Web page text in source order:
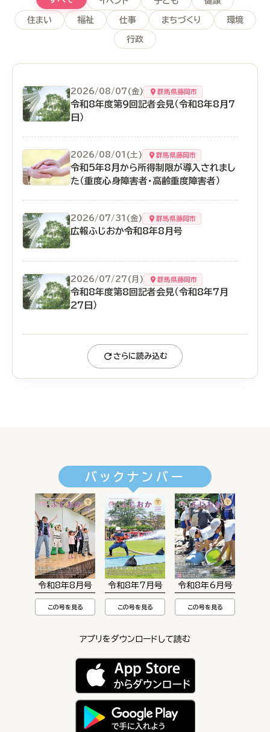
住まい 福祉 仕事 まちづくり 環境
行政
2026/08/07(金) 群馬県藤岡市
令和8年度第9回記者会見（令和8年8月7
日）
2026/08/01(土) 群馬県藤岡市
令和5年8月から所得制限が導入されまし
た（重度心身障害者・高齢重度障害者）
2026/07/31(金) 群馬県藤岡市
広報ふじおか令和8年8月号
2026/07/27(月) 群馬県藤岡市
令和8年度第8回記者会見（令和8年7月
27日）
さらに読み込む
バックナンバー
令和8年8月号
この号を見る
令和8年7月号
この号を見る
令和8年6月号
この号を見る
アプリをダウンロードして読む